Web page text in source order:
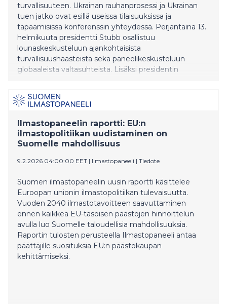
turvallisuuteen. Ukrainan rauhanprosessi ja Ukrainan
tuen jatko ovat esillä useissa tilaisuuksissa ja
tapaamisissa konferenssin yhteydessä. Perjantaina 13.
helmikuuta presidentti Stubb osallistuu
lounaskeskusteluun ajankohtaisista
turvallisuushaasteista sekä paneelikeskusteluun
globaaleista valtasuhteista. Lisäksi presidentin
tulevaisuuden informaatioympäristöstä. Presidentti
Euroopan puolustuksesta, jonka järjestää European
Council on Foregn Relations
Ilmastopaneelin raportti: EU:n
ilmastopolitiikan uudistaminen on
Suomelle mahdollisuus
9.2.2026 04:00:00 EET | Ilmastopaneeli | Tiedote
Suomen ilmastopaneelin uusin raportti käsittelee
Euroopan unionin ilmastopolitiikan tulevaisuutta.
Vuoden 2040 ilmastotavoitteen saavuttaminen
ennen kaikkea EU-tasoisen päästöjen hinnoittelun
avulla luo Suomelle taloudellisia mahdollisuuksia.
Raportin tulosten perusteella Ilmastopaneeli antaa
päättäjille suosituksia EU:n päästökaupan
kehittämiseksi.